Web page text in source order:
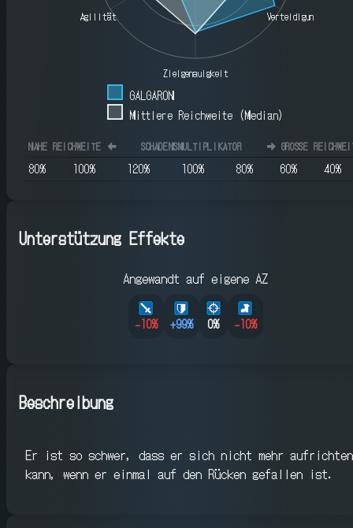
Verteidigung
Zielgenauigkeit
Agilität
GALGARON
Mittlere Reichweite (Median)
NAHE REICHWEITE ⬅️ SCHADENSMULTIPLIKATOR ➡️ GROSSE
80% 100% 120% 100% 80% 60% 40%
Unterstützung Effekte
Angewandt auf eigene AZ
-10% +99% 0% -10%
Beschreibung
Er ist so schwer, dass er sich nicht mehr aufrichten
kann, wenn er einmal auf den Rücken gefallen ist.